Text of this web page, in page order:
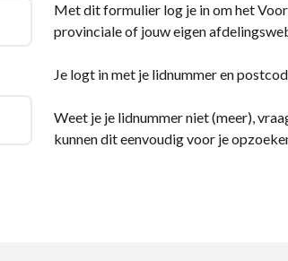
Met dit formulier log je in om het
provinciale of jouw eigen
Je logt in met je lidnummer en
Weet je je lidnummer niet (meer),
kunnen dit eenvoudig voor je